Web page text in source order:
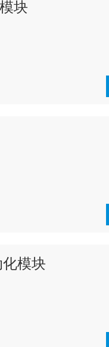
块
模块